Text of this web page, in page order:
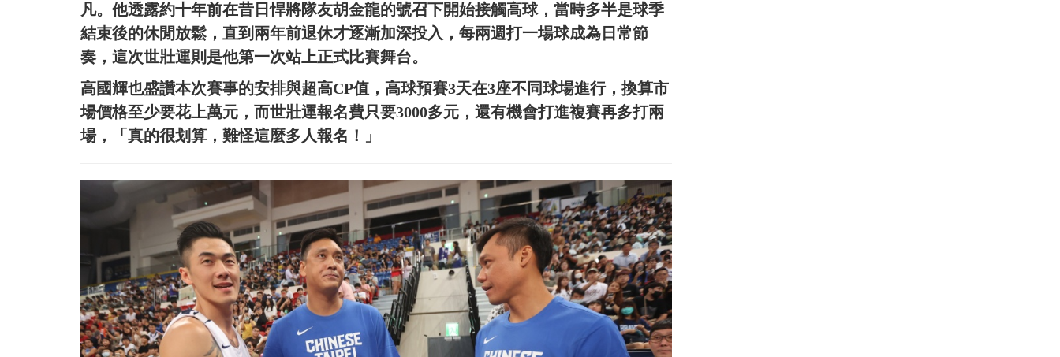
凡。他透露約十年前在昔日悍將隊友胡金龍的號召下開始接觸高球，當時多半是球季
結束後的休閒放鬆，直到兩年前退休才逐漸加深投入，每兩週打一場球成為日常節
奏，這次世壯運則是他第一次站上正式比賽舞台。
高國輝也盛讚本次賽事的安排與超高CP值，高球預賽3天在3座不同球場進行，換算市
場價格至少要花上萬元，而世壯運報名費只要3000多元，還有機會打進複賽再多打兩
場，「真的很划算，難怪這麼多人報名！」